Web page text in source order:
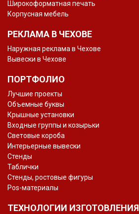
Широкоформатная печать
Корпусная мебель
РЕКЛАМА В ЧЕХОВЕ
Наружная реклама в Чехове
Вывески в Чехове
ПОРТФОЛИО
Лучшие проекты
Объемные буквы
Крышные установки
Входные группы и козырьки
Световые короба
Интерьерные вывески
Стенды
Таблички
Стенды, ростовые фигуры
Pos-материалы
ТЕХНОЛОГИИ ИЗГОТОВЛЕНИЯ